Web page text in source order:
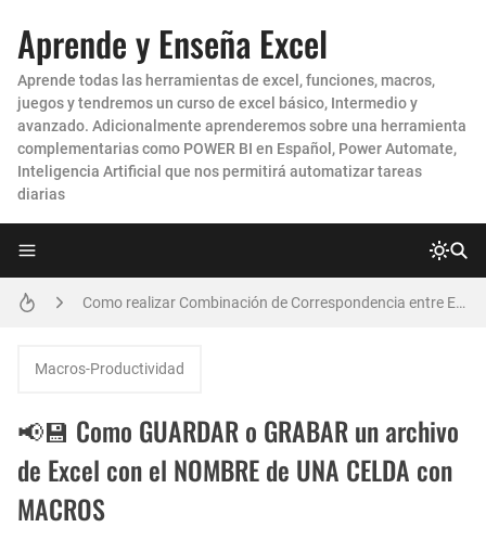
Aprende y Enseña Excel
Aprende todas las herramientas de excel, funciones, macros,
juegos y tendremos un curso de excel básico, Intermedio y
avanzado. Adicionalmente aprenderemos sobre una herramienta
complementarias como POWER BI en Español, Power Automate,
Inteligencia Artificial que nos permitirá automatizar tareas
diarias
Crea un Dashboard en Excel con ChatGPT en Minutos 🚀
Como realizar Combinación de Correspondencia entre EXCEL y POWERPOINT para generar CERTIFICADOS y DIPLOMAS MASIVOS
Macros-Productividad
📢💾 Como GUARDAR o GRABAR un archivo
de Excel con el NOMBRE de UNA CELDA con
MACROS